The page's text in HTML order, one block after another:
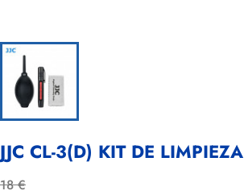
JJC CL-3(D) KIT DE LIMPIEZA
18 €